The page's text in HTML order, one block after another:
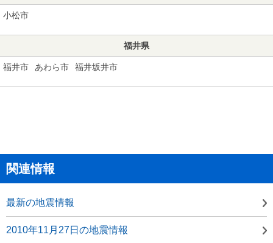
小松市
福井県
福井市 あわら市 福井坂井市
関連情報
最新の地震情報
2010年11月27日の地震情報